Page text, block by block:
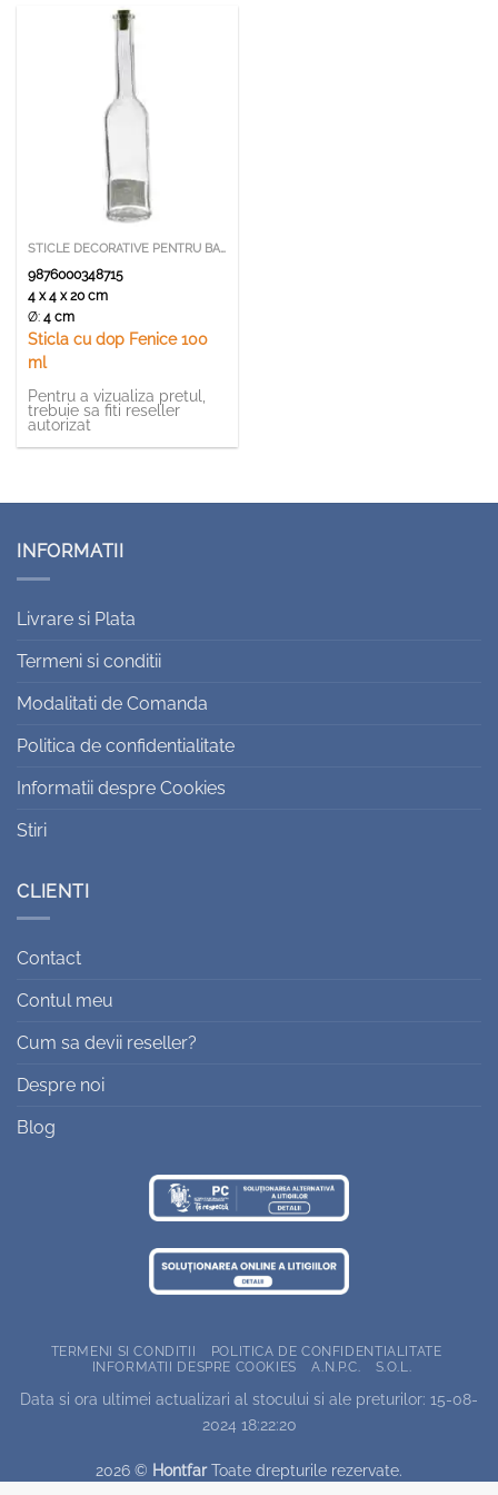
STICLE DECORATIVE PENTRU BAUTURI
9876000348715
4 x 4 x 20 cm
Ø:4 cm
Sticla cu dop Fenice 100
ml
Pentru a vizualiza pretul,
trebuie sa fiti reseller
autorizat
INFORMATII
Livrare si Plata
Termeni si conditii
Modalitati de Comanda
Politica de confidentialitate
Informatii despre Cookies
Stiri
CLIENTI
Contact
Contul meu
Cum sa devii reseller?
Despre noi
Blog
TERMENI SI CONDITII
POLITICA DE CONFIDENTIALITATE
INFORMATII DESPRE COOKIES
A.N.P.C. S.O.L.
Data si ora ultimei actualizari al stocului si ale preturilor: 15-08-
2024 18:22:20
2026 © HontfarToate drepturile rezervate.